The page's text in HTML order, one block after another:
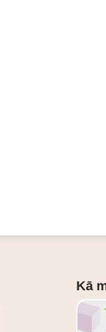
Kā